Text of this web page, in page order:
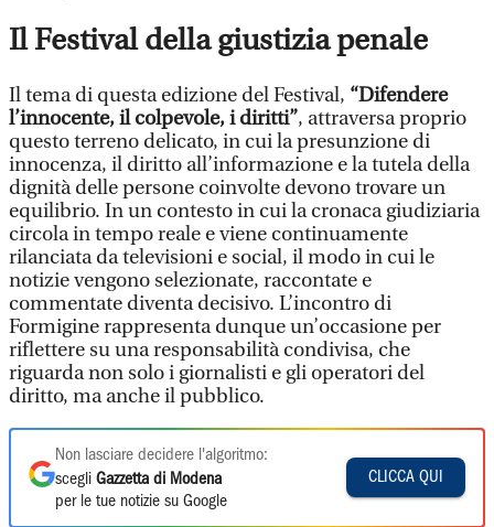
Il Festival della giustizia penale
Il tema di questa edizione del Festival, “Difendere
l’innocente, il colpevole, i diritti”, attraversa proprio
questo terreno delicato, in cui la presunzione di
innocenza, il diritto all’informazione e la tutela della
dignità delle persone coinvolte devono trovare un
equilibrio. In un contesto in cui la cronaca giudiziaria
circola in tempo reale e viene continuamente
rilanciata da televisioni e social, il modo in cui le
notizie vengono selezionate, raccontate e
commentate diventa decisivo. L’incontro di
Formigine rappresenta dunque un’occasione per
riflettere su una responsabilità condivisa, che
riguarda non solo i giornalisti e gli operatori del
diritto, ma anche il pubblico.
Non lasciare decidere l'algoritmo:
scegli Gazzetta di Modena
per le tue notizie su Google
CLICCA QUI